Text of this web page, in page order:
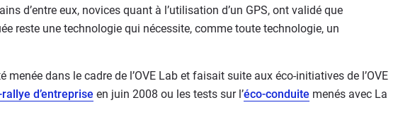
d’entre eux, novices quant à l’utilisation d’un GPS, ont validé que
reste une technologie qui nécessite, comme toute technologie, un
menée dans le cadre de l’OVE Lab et faisait suite aux éco-initiatives de l’OVE
d’entreprise en juin 2008 ou les tests sur l’éco-conduite menés avec La